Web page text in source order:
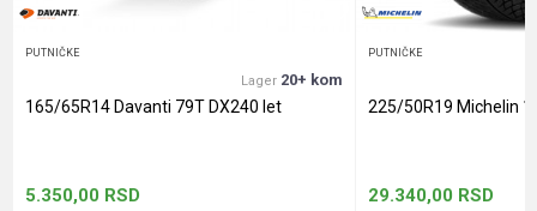
PUTNIČKE
Lager 20+ kom
165/65R14 Davanti 79T DX240 let
5.350,00 RSD
PUTNIČKE
225/50R19 Michelin
29.340,00 RSD